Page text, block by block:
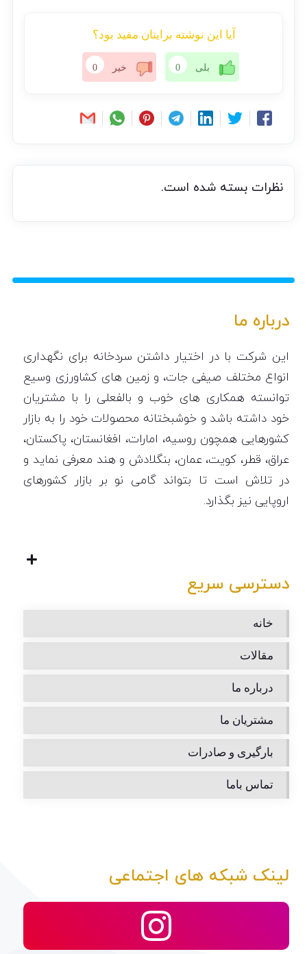
آیا این نوشته برایتان مفید بود؟
بلی 0 خیر 0
نظرات بسته شده است.
درباره ما
این شرکت با در اختیار داشتن سردخانه برای نگهداری
انواع مختلف صیفی جات، و زمین های کشاورزی وسیع
توانسته همکاری های خوب و بالفعلی را با مشتریان
خود داشته باشد و خوشبختانه محصولات خود را به بازار
کشورهایی همچون روسیه، امارات، افغانستان، پاکستان،
عراق، قطر، کویت، عمان، بنگلادش و هند معرفی نماید و
در تلاش است تا بتواند گامی نو بر بازار کشورهای
اروپایی نیز بگذارد.
دسترسی سریع
خانه
مقالات
درباره ما
مشتریان ما
بارگیری و صادرات
تماس باما
لینک شبکه های اجتماعی